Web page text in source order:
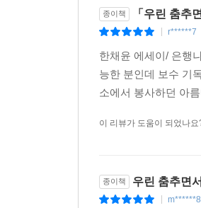
자신의 사랑과 정체성
자연스럽게 알 수 있다.
종이책 「우린 춤추
r******7
한채윤 에세이/ 은행
능한 분인데 보수 기
소에서 봉사하던 아
이 리뷰가 도움이 되었나요
종이책 우린 춤추면
m******8